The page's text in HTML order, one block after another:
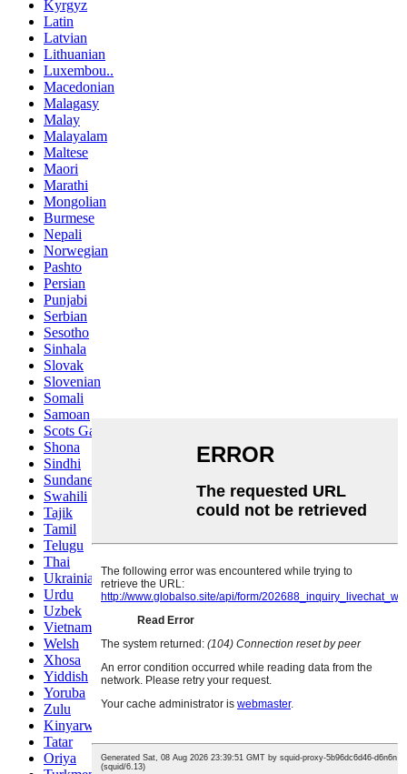
Kyrgyz
Latin
Latvian
Lithuanian
Luxembou..
Macedonian
Malagasy
Malay
Malayalam
Maltese
Maori
Marathi
Mongolian
Burmese
Nepali
Norwegian
Pashto
Persian
Punjabi
Serbian
Sesotho
Sinhala
Slovak
Slovenian
Somali
Samoan
Scots Gaelic
Shona
Sindhi
Sundanese
Swahili
Tajik
Tamil
Telugu
Thai
Ukrainian
Urdu
Uzbek
Vietnamese
Welsh
Xhosa
Yiddish
Yoruba
Zulu
Kinyarwanda
Tatar
Oriya